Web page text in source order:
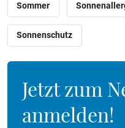
Sommer
Sonnenschutz
Jetzt zum
anmelden!